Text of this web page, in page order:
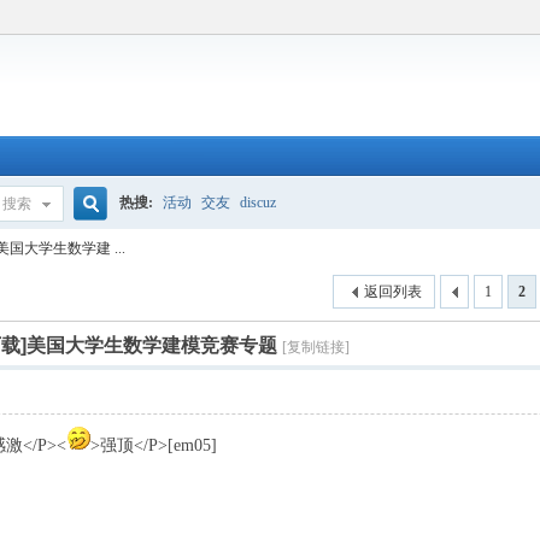
搜索
搜
索
热搜: 活动 交友 discuz
国大学生数学建 ...
1 2
返回列表
]美国大学生数学建模竞赛专题 [复制链接]
激</P>< >强顶</P>[em05]